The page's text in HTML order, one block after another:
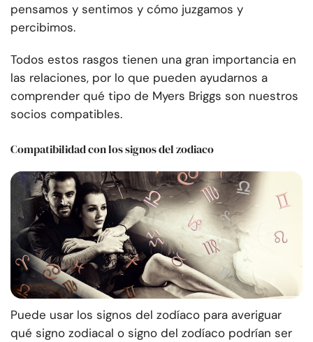
pensamos y sentimos y cómo juzgamos y
percibimos.
Todos estos rasgos tienen una gran importancia en
las relaciones, por lo que pueden ayudarnos a
comprender qué tipo de Myers Briggs son nuestros
socios compatibles.
Compatibilidad con los signos del zodiaco
Puede usar los signos del zodíaco para averiguar
qué signo zodiacal o signo del zodíaco podrían ser